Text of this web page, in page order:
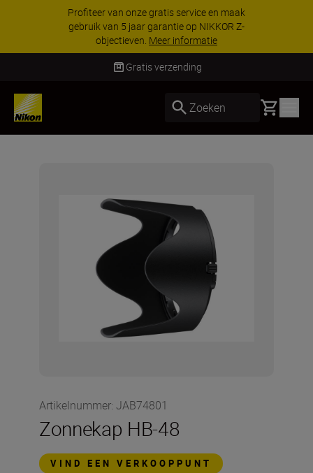
Profiteer van onze gratis service en maak
gebruik van 5 jaar garantie op NIKKOR Z-
objectieven. Meer informatie
Gratis verzending
Zoeken Basket
Artikelnummer: JAB74801
Zonnekap HB-48
VIND EEN VERKOOPPUNT